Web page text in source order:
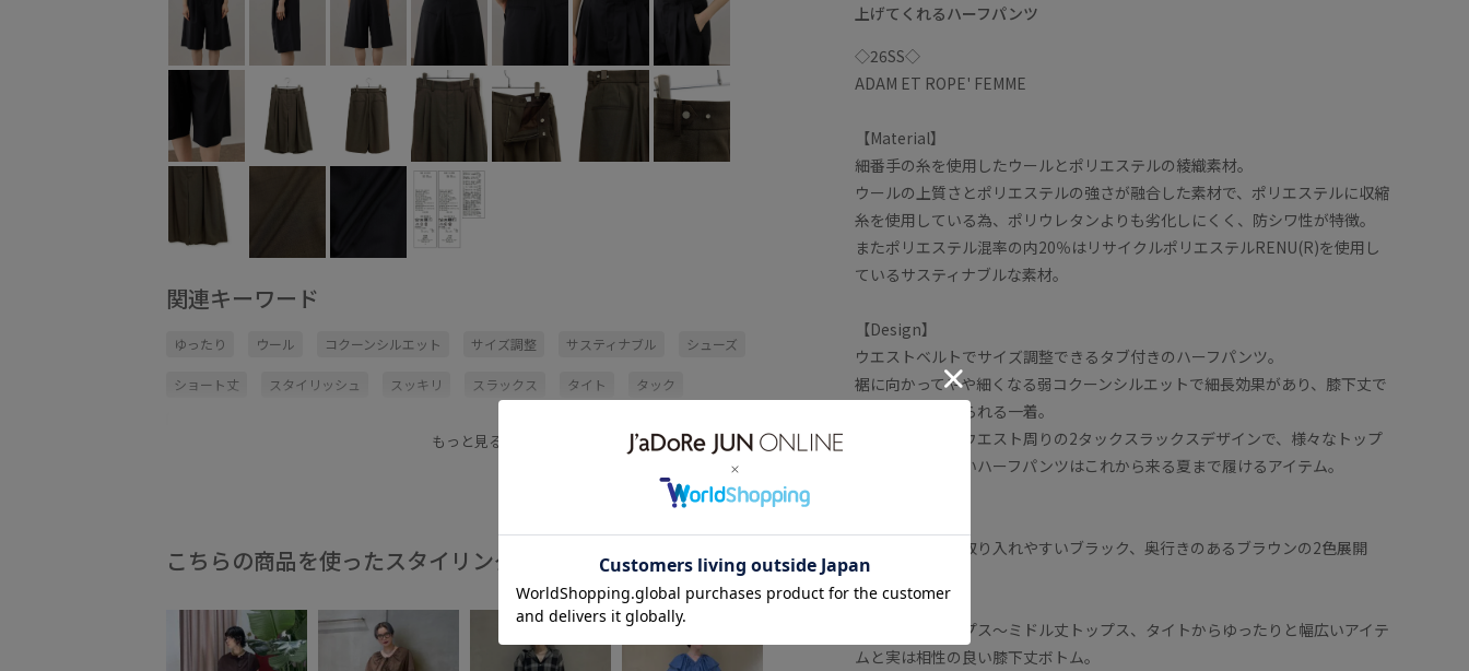
関連キーワード
ゆったり ウール コクーンシルエット サイズ調整 サスティナブル シューズ
ショート丈 スタイリッシュ スッキリ スラックス タイト タック
もっと見る
こちらの商品を使ったスタイリング 全てみる
上げてくれるハーフパンツ
◇26SS◇
ADAM ET ROPE' FEMME
【Material】
細番手の糸を使用したウールとポリエステルの綾織素材。
ウールの上質さとポリエステルの強さが融合した素材で、ポリエステルに収縮
糸を使用している為、ポリウレタンよりも劣化しにくく、防シワ性が特徴。
またポリエステル混率の内20％はリサイクルポリエステルRENU(R)を使用し
ているサスティナブルな素材。
【Design】
ウエストベルトでサイズ調整できるタブ付きのハーフパンツ。
裾に向かってやや細くなる弱コクーンシルエットで細長効果があり、膝下丈で
美脚効果も感じられる一着。
スッキリとしたウエスト周りの2タックスラックスデザインで、様々なトップ
スとも相性の良いハーフパンツはこれから来る夏まで履けるアイテム。
スタイリングに取り入れやすいブラック、奥行きのあるブラウンの2色展開
【Styling Point】
ショート丈トップス〜ミドル丈トップス、タイトからゆったりと幅広いアイテ
ムと実は相性の良い膝下丈ボトム。